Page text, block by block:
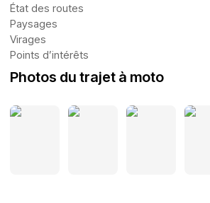
État des routes
Paysages
Virages
Points d’intérêts
Photos du trajet à moto